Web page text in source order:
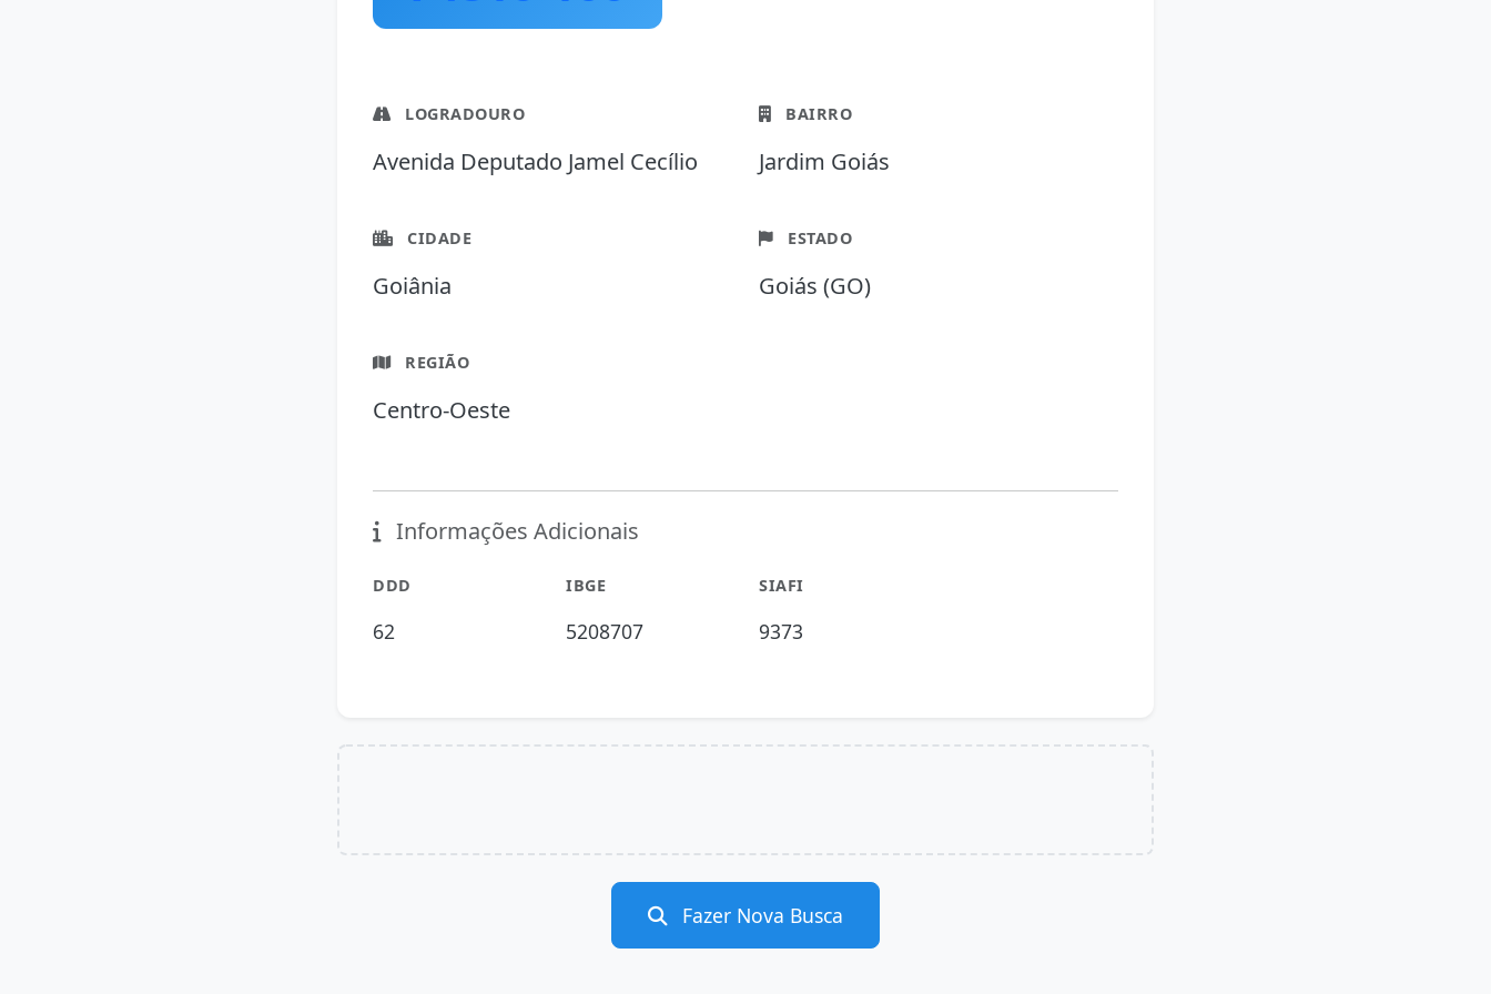
LOGRADOURO
Avenida Deputado Jamel Cecílio
BAIRRO
Jardim Goiás
CIDADE
Goiânia
ESTADO
Goiás (GO)
REGIÃO
Centro-Oeste
Informações Adicionais
DDD
62
IBGE
5208707
SIAFI
9373
Fazer Nova Busca